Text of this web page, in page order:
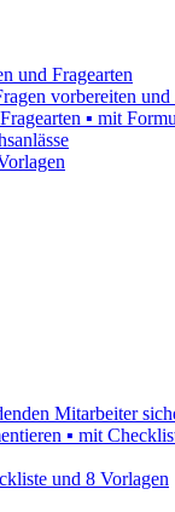
und Fragearten
vorbereiten und
▪ mit
Mitarbeiter
▪ mit
und 8 Vorlagen